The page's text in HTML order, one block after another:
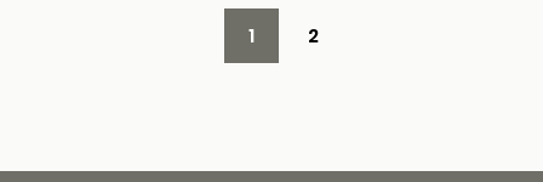
1 2